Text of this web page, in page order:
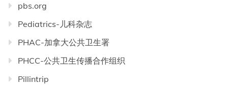
pbs.org
Pediatrics-儿科杂志
PHAC-加拿大公共卫生署
PHCC-公共卫生传播合作组织
Pillintrip